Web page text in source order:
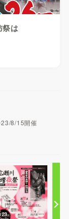
祭は
8/15開催